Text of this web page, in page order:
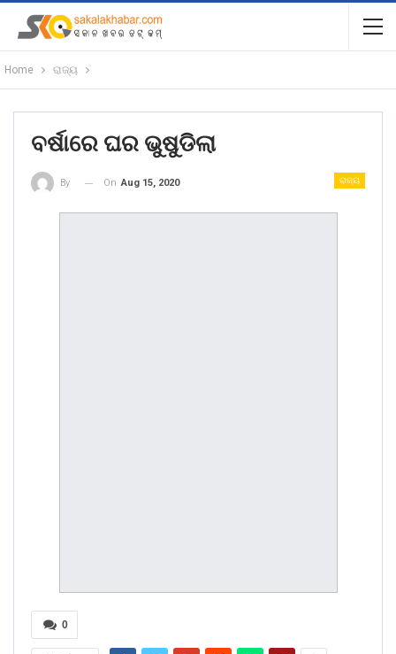
Home ରାଜ୍ୟ
ବର୍ଷାରେ ଘର ଭୁଷୁଡିଲା
ରାଜ୍ୟ
By On Aug 15, 2020
0